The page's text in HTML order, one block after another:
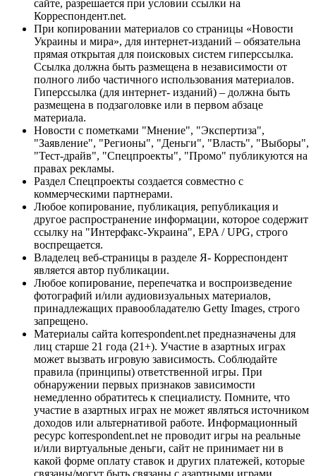
сайте, разрешается при условии ссылки на
Корреспондент.net.
При копировании материалов со страницы «Новости
Украины и мира», для интернет-изданий – обязательна
прямая открытая для поисковых систем гиперссылка.
Ссылка должна быть размещена в независимости от
полного либо частичного использования материалов.
Гиперссылка (для интернет- изданий) – должна быть
размещена в подзаголовке или в первом абзаце
материала.
Новости с пометками "Мнение", "Экспертиза",
"Заявление", "Регионы", "Деньги", "Власть", "Выборы",
"Тест-драйв", "Спецпроекты", "Промо" публикуются на
правах рекламы.
Раздел Спецпроекты создается совместно с
коммерческими партнерами.
Любое копирование, публикация, републикация и
другое распространение информации, которое содержит
ссылку на "Интерфакс-Украина", EPA / UPG, строго
воспрещается.
Владелец веб-страницы в разделе Я- Корреспондент
является автор публикации.
Любое копирование, перепечатка и воспроизведение
фотографий и/или аудиовизуальных материалов,
принадлежащих правообладателю Getty Images, строго
запрещено.
Материалы сайта korrespondent.net предназначены для
лиц старше 21 года (21+). Участие в азартных играх
может вызвать игровую зависимость. Соблюдайте
правила (принципы) ответственной игры. При
обнаружении первых признаков зависимости
немедленно обратитесь к специалисту. Помните, что
участие в азартных играх не может являться источником
доходов или альтернативой работе. Информационный
ресурс korrespondent.net не проводит игры на реальные
и/или виртуальные деньги, сайт не принимает ни в
какой форме оплату ставок и других платежей, которые
связаны/могут быть связаны с азартными играми,